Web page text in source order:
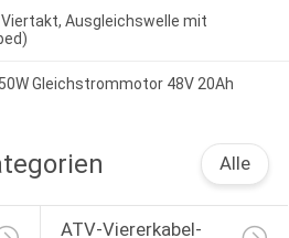
Viertakt, Ausgleichswelle mit
Gleichstrommotor 48V 20Ah
Alle
ATV-Viererkabel-